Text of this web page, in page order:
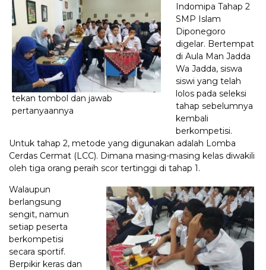
tekan tombol dan jawab
pertanyaannya
Indomipa Tahap 2
SMP Islam
Diponegoro
digelar. Bertempat
di Aula Man Jadda
Wa Jadda, siswa
siswi yang telah
lolos pada seleksi
tahap sebelumnya
kembali
berkompetisi.
Untuk tahap 2, metode yang digunakan adalah Lomba
Cerdas Cermat (LCC). Dimana masing-masing kelas diwakili
oleh tiga orang peraih scor tertinggi di tahap 1.
Walaupun
berlangsung
sengit, namun
setiap peserta
berkompetisi
secara sportif.
Berpikir keras dan